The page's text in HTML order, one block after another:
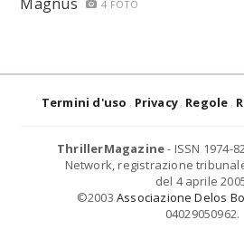
4 FOTO
Termini d'uso Privacy Regole
ThrillerMagazine- ISSN 1974-
Network, registrazione
del 4 aprile
©2003 Associazione Delos
04029050962.